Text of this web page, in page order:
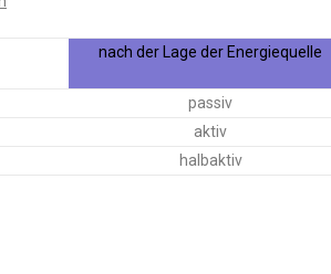
nach der Lage der Energiequelle
passiv
aktiv
halbaktiv